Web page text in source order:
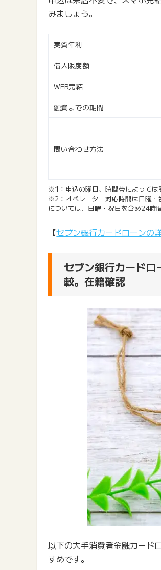
みましょう。
実質年利
借入限度額
WEB完結
融資までの期間
問い合わせ方法
※1：申込の曜日、時間帯によっては
※2：オペレーター対応時間は日曜
については、日曜・祝日を含め24時
【セブン銀行カードローンの
セブン銀行カード
較。在籍確認
以下の大手消費者金融カード
すめです。